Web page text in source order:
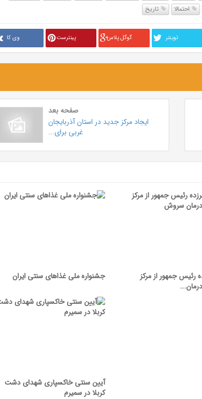
احتمالا تاریخ
تويتنر گوگل پلاس پینترست وی کا
صفحه بعد
ایجاد مرکز جدید در استان آذربایجان
غربی برای...
رئیس جمهور از مرکز
جشنواره ملی غذا‌های سنتی ایران
آیین سنتی خاکسپاری شهدای دشت
کربلا در سمیرم